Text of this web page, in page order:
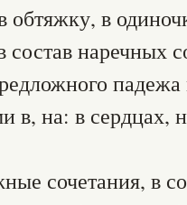
обтяжку, в
состав наречных
в, на: в сердцах,
сочетания, в